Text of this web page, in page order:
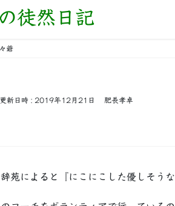
徒然日記
爺
新日時 : 2019年12月21日 肥長孝卓
苑によると『にこにこした優しそう